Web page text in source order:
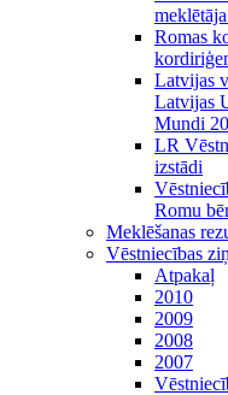
Romas
Latvijas
Latvijas
Mundi
LR
izstādi
Romu
Meklēšanas
Vēstniecības
Atpakaļ
2010
2009
2008
2007